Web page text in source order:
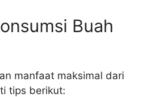
Buah
manfaat maksimal dari
tips berikut: